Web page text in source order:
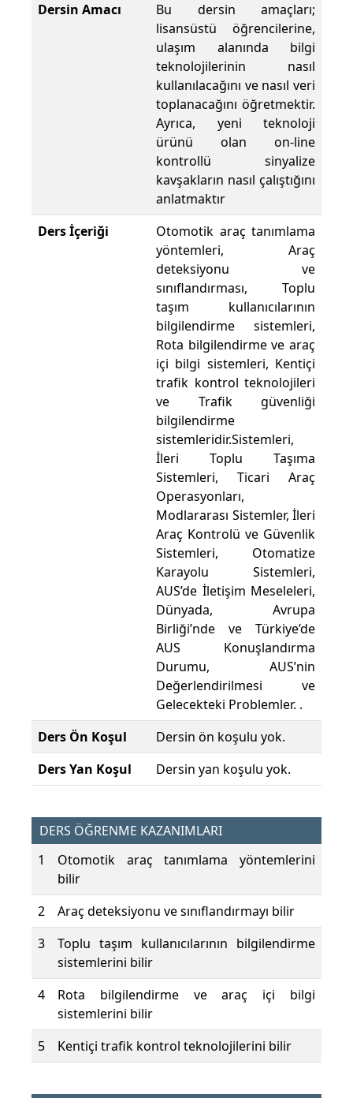
Dersin Amacı
Bu dersin amaçları;
lisansüstü öğrencilerine,
ulaşım alanında bilgi
teknolojilerinin nasıl
kullanılacağını ve nasıl veri
toplanacağını öğretmektir.
Ayrıca, yeni teknoloji
ürünü olan on-line
kontrollü sinyalize
kavşakların nasıl çalıştığını
anlatmaktır
Ders İçeriği
Otomotik araç tanımlama
yöntemleri, Araç
deteksiyonu ve
sınıflandırması, Toplu
taşım kullanıcılarının
bilgilendirme sistemleri,
Rota bilgilendirme ve araç
içi bilgi sistemleri, Kentiçi
trafik kontrol teknolojileri
ve Trafik güvenliği
bilgilendirme
sistemleridir.Sistemleri,
İleri Toplu Taşıma
Sistemleri, Ticari Araç
Operasyonları,
Modlararası Sistemler, İleri
Araç Kontrolü ve Güvenlik
Sistemleri, Otomatize
Karayolu Sistemleri,
AUS’de İletişim Meseleleri,
Dünyada, Avrupa
Birliği’nde ve Türkiye’de
AUS Konuşlandırma
Durumu, AUS’nin
Değerlendirilmesi ve
Gelecekteki Problemler. .
Ders Ön Koşul
Dersin ön koşulu yok.
Ders Yan Koşul
Dersin yan koşulu yok.
DERS ÖĞRENME KAZANIMLARI
1
Otomotik araç tanımlama yöntemlerini
bilir
2
Araç deteksiyonu ve sınıflandırmayı bilir
3
Toplu taşım kullanıcılarının bilgilendirme
sistemlerini bilir
4
Rota bilgilendirme ve araç içi bilgi
sistemlerini bilir
5
Kentiçi trafik kontrol teknolojilerini bilir